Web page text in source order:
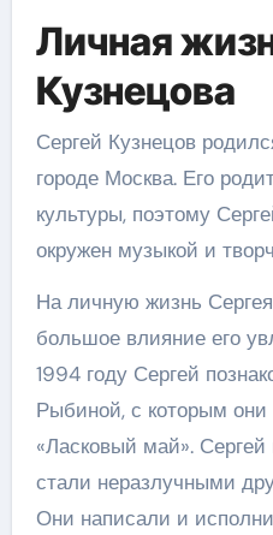
Личная
Кузнецова
Сергей Кузнецов
городе Москва. Его
культуры, поэтому
окружен музыкой и
На личную жизнь
большое влияние его
1994 году Сергей
Рыбиной, с которым они
«Ласковый май».
стали неразлучными
Они написали и